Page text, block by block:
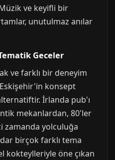
ve keyifli bir
unutulmaz anılar
Geceler
ve farklı bir deneyim
konsept
İrlanda pub'ı
mekanlardan, 80'ler
zamanda yolculuğa
birçok farklı tema
kokteylleriyle öne çıkan